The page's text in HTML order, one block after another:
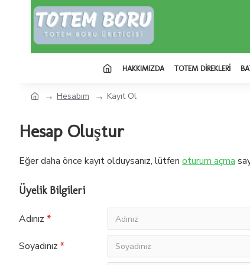
HAKKIMIZDA TOTEM DIREKLERI
Hesabım Kayıt Ol
Hesap Oluştur
Eğer daha önce kayıt olduysanız, lütfen oturum açma
Üyelik Bilgileri
Adınız
Soyadınız